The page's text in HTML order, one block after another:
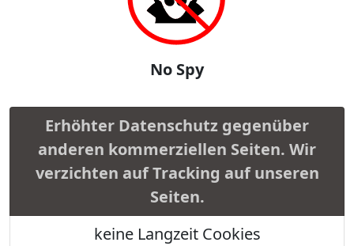
No Spy
Erhöhter Datenschutz gegenüber
anderen kommerziellen Seiten. Wir
verzichten auf Tracking auf unseren
Seiten.
keine Langzeit Cookies